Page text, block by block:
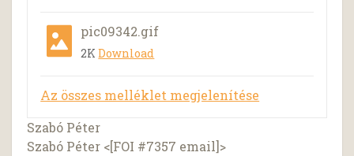
pic09342.gif
2KDownload
Az összes melléklet megjelenítése
Szabó Péter
Szabó Péter <[FOI #7357 email]>